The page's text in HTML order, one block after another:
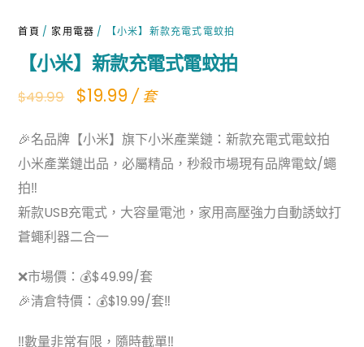
首頁 / 家用電器 / 【小米】新款充電式電蚊拍
【小米】新款充電式電蚊拍
$49.99
Original
was:
$49.99.
$19.99Current
is:
$19.99.
/ 套
🎉名品牌【小米】旗下小米產業鏈：新款充電式電蚊拍
小米產業鏈出品，必屬精品，秒殺市場現有品牌電蚊/蠅
拍‼
新款USB充電式，大容量電池，家用高壓強力自動誘蚊打
蒼蠅利器二合一
❌市場價：💰$49.99/套
🎉清倉特價：💰$19.99/套‼
‼數量非常有限，隨時截單‼